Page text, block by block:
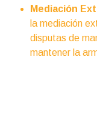
Mediación
la mediación
disputas de
mantener la